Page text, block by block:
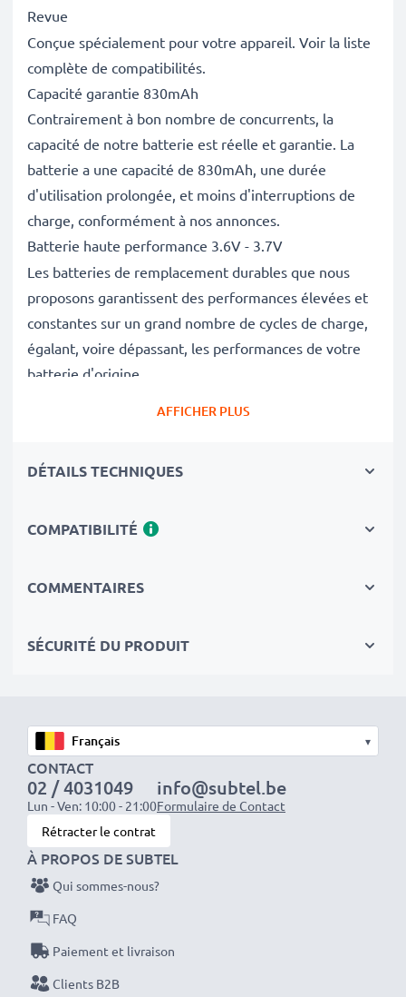
Revue
Conçue spécialement pour votre appareil. Voir la liste
complète de compatibilités.
Capacité garantie 830mAh
Contrairement à bon nombre de concurrents, la
capacité de notre batterie est réelle et garantie. La
batterie a une capacité de 830mAh, une durée
d'utilisation prolongée, et moins d'interruptions de
charge, conformément à nos annonces.
Batterie haute performance 3.6V - 3.7V
Les batteries de remplacement durables que nous
proposons garantissent des performances élevées et
constantes sur un grand nombre de cycles de charge,
égalant, voire dépassant, les performances de votre
batterie d'origine.
de contrôles de qualité stricts et rigoureux afin de
Le choix durable
celui de l'appareil. C'est le choix le plus avisé,
mais aussi de réduire votre empreinte écologique
Optez pour CELLONIC et ne faites aucun compromis
sur la qualité. Passez votre commande dès maintenant
!
AFFICHER PLUS
DÉTAILS TECHNIQUES
COMPATIBILITÉ
COMMENTAIRES
SÉCURITÉ DU PRODUIT
▾
CONTACT
02 / 4031049
Lun - Ven: 10:00 - 21:00
info@subtel.be
Formulaire de Contact
Rétracter le contrat
À PROPOS DE SUBTEL
Qui sommes-nous?
FAQ
Paiement et livraison
Clients B2B